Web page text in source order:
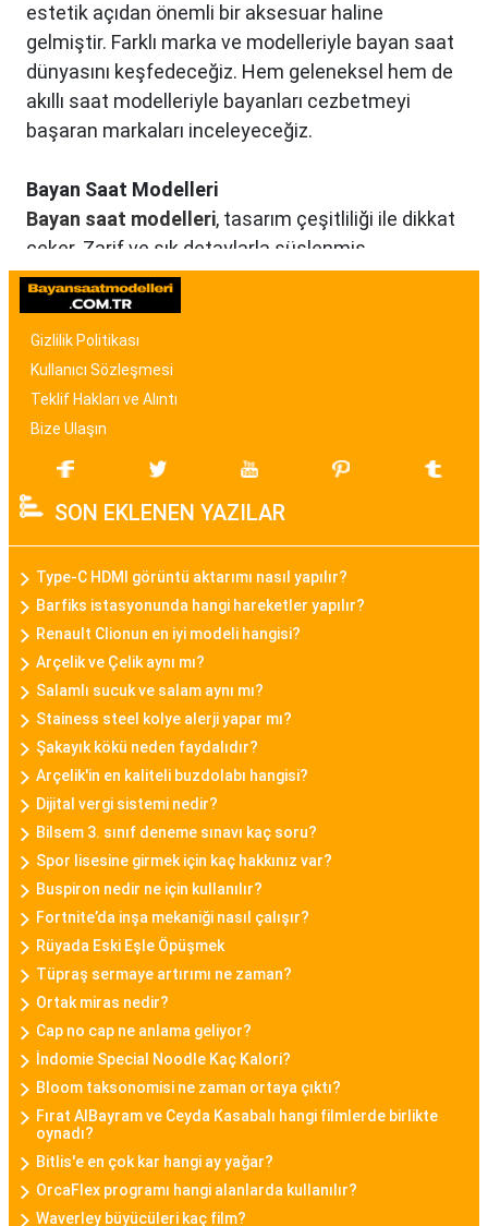
estetik açıdan önemli bir aksesuar haline
gelmiştir. Farklı marka ve modelleriyle bayan saat
dünyasını keşfedeceğiz. Hem geleneksel hem de
akıllı saat modelleriyle bayanları cezbetmeyi
başaran markaları inceleyeceğiz.
Bayan Saat Modelleri
Bayan saat modelleri, tasarım çeşitliliği ile dikkat
çeker. Zarif ve şık detaylarla süslenmiş
modellerden, spor ve günlük kullanıma uygun
olanlara kadar birçok seçenek mevcuttur. Renk,
malzeme ve tasarım özellikleriyle bayan saat
modelleri, kullanıcıların tarzına uygun seçenekler
sunar.
Teknolojinin gelişimi ile birlikte bayan akıllı saat
modelleri de popülerlik kazanmıştır. Bu modeller,
sadece zamanı göstermekle kalmayıp, fitness
takibi, çağrı bildirimleri, müzik kontrolü gibi
fonksiyonları da içinde barındırarak günümüz
kadınının aktif yaşam tarzına uygun bir seçenek
sunar.
Daniel Klein Bayan Saat
Daniel Klein, şıklık ve kaliteyi bir araya getiren
bayan saat modelleriyle bilinen bir markadır.
Minimalist tasarımları, zarif detayları ve kaliteli
malzemeleriyle Daniel Klein bayan saatleri,
kullanıcılarına tarz bir görünüm sunar.
Casio Bayan Saat
Casio, sağlamlığı ve fonksiyonelliği ile tanınan bir
markadır. Casio bayan saat modelleri, dayanıklılık
ve şıklığı bir araya getirerek spor ve günlük
kullanıma uygun seçenekler sunar.
Fossil, vintage ve modern tasarımları başarıyla
birleştiren bayan saat modelleriyle bilinir. Fossil
bayan saatleri, özgün detaylar ve kaliteli malzeme
kullanımıyla öne çıkar.
Gizlilik Politikası
Kullanıcı Sözleşmesi
Teklif Hakları ve Alıntı
Bize Ulaşın
SON EKLENEN YAZILAR
Type-C HDMI görüntü aktarımı nasıl yapılır?
Barfiks istasyonunda hangi hareketler yapılır?
Renault Clionun en iyi modeli hangisi?
Arçelik ve Çelik aynı mı?
Salamlı sucuk ve salam aynı mı?
Stainess steel kolye alerji yapar mı?
Şakayık kökü neden faydalıdır?
Arçelik'in en kaliteli buzdolabı hangisi?
Dijital vergi sistemi nedir?
Bilsem 3. sınıf deneme sınavı kaç soru?
Spor lisesine girmek için kaç hakkınız var?
Buspiron nedir ne için kullanılır?
Fortnite’da inşa mekaniği nasıl çalışır?
Rüyada Eski Eşle Öpüşmek
Tüpraş sermaye artırımı ne zaman?
Ortak miras nedir?
Cap no cap ne anlama geliyor?
İndomie Special Noodle Kaç Kalori?
Bloom taksonomisi ne zaman ortaya çıktı?
Fırat AlBayram ve Ceyda Kasabalı hangi filmlerde birlikte
oynadı?
Bitlis'e en çok kar hangi ay yağar?
OrcaFlex programı hangi alanlarda kullanılır?
Waverley büyücüleri kaç film?